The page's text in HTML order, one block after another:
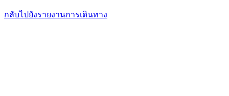
กลับไปยังรายงานการเดินทาง